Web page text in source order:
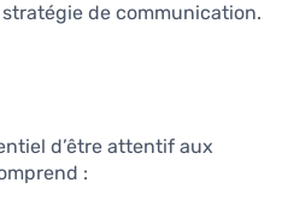
de communication.
d’être attentif aux
: